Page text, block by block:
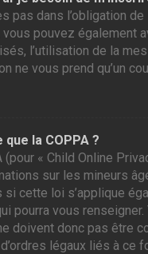
pas dans l’obligation
vous pouvez également
l’utilisation de la
ne vous prend qu’un
que la COPPA ?
(pour « Child Online
sur les mineurs
si cette loi s’applique
pourra vous
doivent donc pas être
d’ordres légaux liés à ce